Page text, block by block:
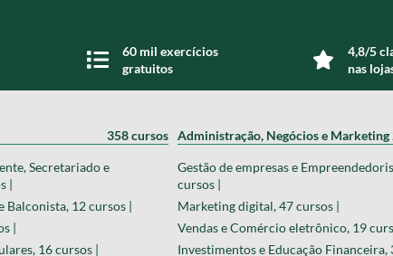
60 mil exercícios
gratuitos
4,8/5
nas
358 cursos
Secretariado e
|
Balconista, 12 cursos |
|
16 cursos |
Administração, Negócios e Marketing
Gestão de empresas e
cursos |
Marketing digital, 47 cursos |
Vendas e Comércio eletrônico, 19
Investimentos e Educação Financeira,